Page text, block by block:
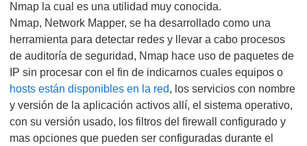
Nmap la cual es una utilidad muy conocida.
Nmap, Network Mapper, se ha desarrollado como una
herramienta para detectar redes y llevar a cabo procesos
de auditoría de seguridad, Nmap hace uso de paquetes de
IP sin procesar con el fin de indicarnos cuales equipos o
hosts están disponibles en la red, los servicios con nombre
y versión de la aplicación activos allí, el sistema operativo,
con su versión usado, los filtros del firewall configurado y
mas opciones que pueden ser configuradas durante el